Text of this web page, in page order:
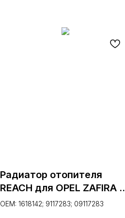
Радиатор отопителя
REACH для OPEL ZAFIRA B
(M75_) 1.8; 2005-
OEM: 1618142; 9117283; 09117283